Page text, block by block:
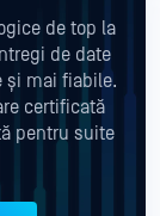
de top la
de date
și mai fiabile.
certificată
pentru suite